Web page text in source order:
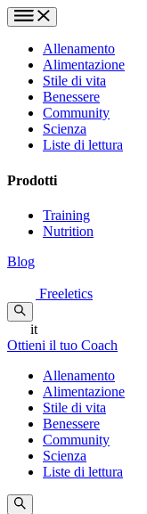
Allenamento
Alimentazione
Stile di vita
Benessere
Community
Scienza
Liste di lettura
Prodotti
Training
Nutrition
Blog
Freeletics
it
Ottieni il tuo Coach
Allenamento
Alimentazione
Stile di vita
Benessere
Community
Scienza
Liste di lettura